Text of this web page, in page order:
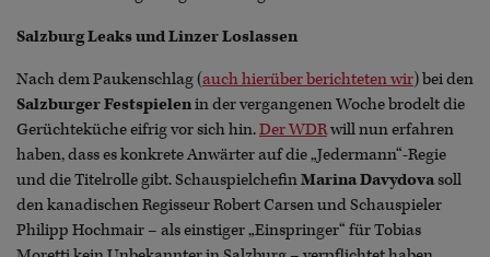
Salzburg Leaks und Linzer Loslassen
Nach dem Paukenschlag (auch hierüber berichteten wir) bei den
Salzburger Festspielenin der vergangenen Woche brodelt die
Gerüchteküche eifrig vor sich hin.Der WDRwill nun erfahren
haben, dass es konkrete Anwärter auf die „Jedermann“-Regie
und die Titelrolle gibt. SchauspielchefinMarina Davydovasoll
den kanadischen Regisseur Robert Carsen und Schauspieler
Philipp Hochmair – als einstiger „Einspringer“ für Tobias